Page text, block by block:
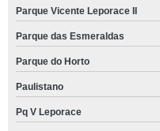
Parque Vicente Leporace II
Parque das Esmeraldas
Parque do Horto
Paulistano
Pq V Leporace